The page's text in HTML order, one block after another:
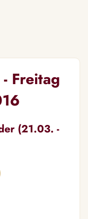
Freitag
(21.03. -